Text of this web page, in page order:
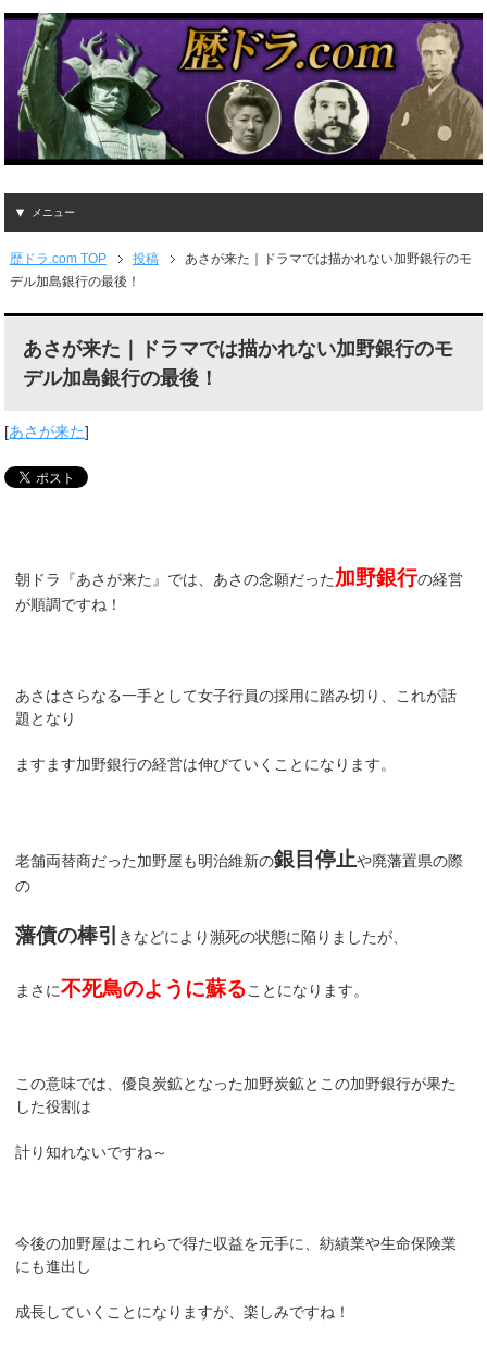
メニュー
歴ドラ.com TOP 投稿
あさが来た｜ドラマでは描かれない加野銀行のモ
デル加島銀行の最後！
あさが来た｜ドラマでは描かれない加野銀行のモ
デル加島銀行の最後！
[あさが来た]
朝ドラ『あさが来た』では、あさの念願だった加野銀行の経営
が順調ですね！
あさはさらなる一手として女子行員の採用に踏み切り、これが話
題となり
ますます加野銀行の経営は伸びていくことになります。
老舗両替商だった加野屋も明治維新の銀目停止や廃藩置県の際
の
藩債の棒引 きなどにより瀕死の状態に陥りましたが、
まさに不死鳥のように蘇ることになります。
この意味では、優良炭鉱となった加野炭鉱とこの加野銀行が果た
した役割は
計り知れないですね～
今後の加野屋はこれらで得た収益を元手に、紡績業や生命保険業
にも進出し
成長していくことになりますが、楽しみですね！